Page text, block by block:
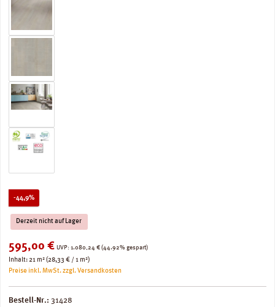
-44,9%Rabatt
Derzeit nicht auf Lager
Verkaufspreis:
595,00 € UVP: Regulärer Preis:
1.080,24 € (44.92% gespart)
Inhalt:21 m²(28,33 € / 1 m²)
Preise inkl. MwSt. zzgl. Versandkosten
Bestell-Nr.: 31428